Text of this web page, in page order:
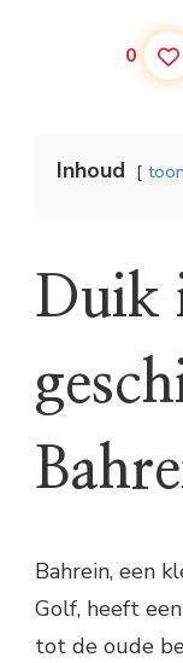
0
Inhoud toon
Duik
Bahrein, een
Golf, heeft
tot de oude